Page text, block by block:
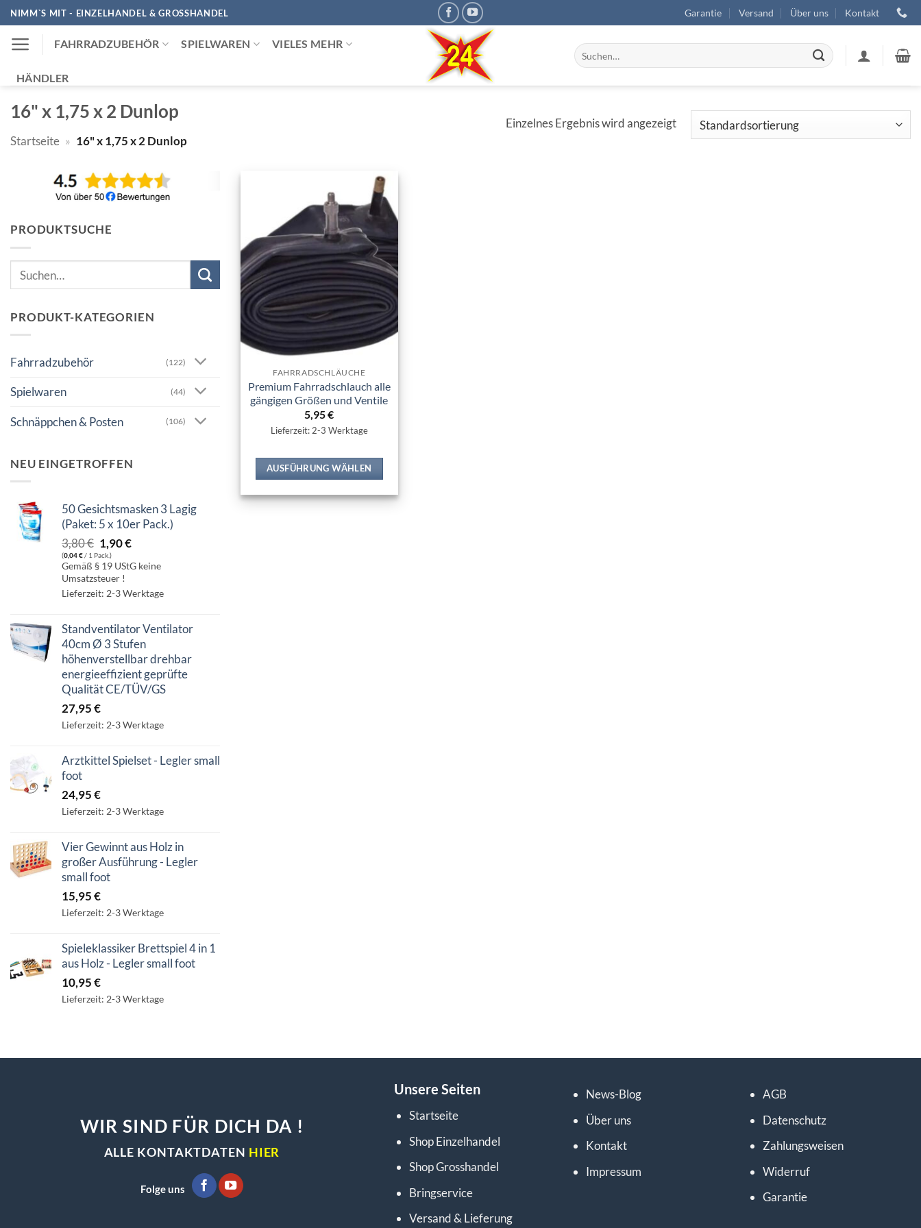
Zum
Inhalt
springen
NIMM`S MIT - EINZELHANDEL & GROSSHANDEL Garantie Versand Über uns Kontakt
FAHRRADZUBEHÖR SPIELWAREN VIELES MEHR
HÄNDLER
Suchen
nach:
16" x 1,75 x 2 Dunlop
Startseite » 16" x 1,75 x 2 Dunlop
Einzelnes Ergebnis wird angezeigt
PRODUKTSUCHE
Suchen
PRODUKT-KATEGORIEN
Fahrradzubehör (122)
Spielwaren (44)
Schnäppchen & Posten (106)
NEU EINGETROFFEN
50 Gesichtsmasken 3 Lagig
(Paket: 5 x 10er Pack.)
3,80€ Ursprünglicher
Preis
war:
3,80 €
1,90€Aktueller
ist:
1,90 €.
(0,04€/ 1 Pack.)
Gemäß § 19 UStG keine
Umsatzsteuer !
Lieferzeit: 2-3 Werktage
Standventilator Ventilator
40cm Ø 3 Stufen
höhenverstellbar drehbar
energieeffizient geprüfte
Qualität CE/TÜV/GS
27,95€
Lieferzeit: 2-3 Werktage
Arztkittel Spielset - Legler small
foot
24,95€
Lieferzeit: 2-3 Werktage
Vier Gewinnt aus Holz in
großer Ausführung - Legler
small foot
15,95€
Lieferzeit: 2-3 Werktage
Spieleklassiker Brettspiel 4 in 1
aus Holz - Legler small foot
10,95€
Lieferzeit: 2-3 Werktage
Zur
Wunschliste
hinzufügen
FAHRRADSCHLÄUCHE
Premium Fahrradschlauch alle
gängigen Größen und Ventile
5,95€
Lieferzeit: 2-3 Werktage
AUSFÜHRUNG WÄHLEN
Produkt
WIR SIND FÜR DICH DA !
ALLE KONTAKTDATEN HIER
Folge uns
Unsere Seiten
Startseite
Shop Einzelhandel
Shop Grosshandel
Bringservice
Versand & Lieferung
News-Blog
Über uns
Kontakt
Impressum
AGB
Datenschutz
Zahlungsweisen
Widerruf
Garantie